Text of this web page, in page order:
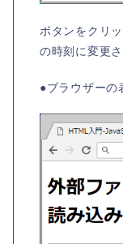
ボタンをクリ
の時刻に変更さ
●ブラウザー